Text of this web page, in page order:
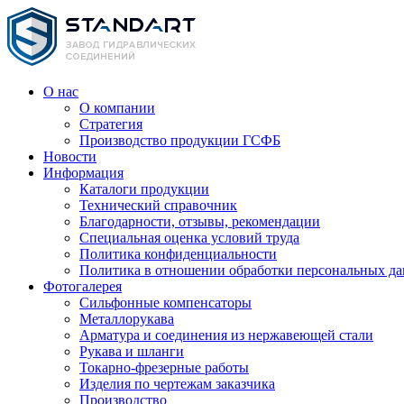
О нас
О компании
Стратегия
Производство продукции ГСФБ
Новости
Информация
Каталоги продукции
Технический справочник
Благодарности, отзывы, рекомендации
Специальная оценка условий труда
Политика конфиденциальности
Политика в отношении обработки персональных
Фотогалерея
Сильфонные компенсаторы
Металлорукава
Арматура и соединения из нержавеющей стали
Рукава и шланги
Токарно-фрезерные работы
Изделия по чертежам заказчика
Производство